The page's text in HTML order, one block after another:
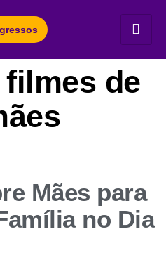
filmes de
Mães para
no Dia